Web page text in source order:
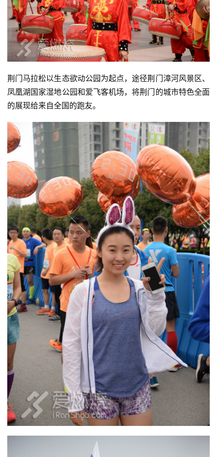
荆门马拉松以生态欲动公园为起点，途径荆门漳河风景区、
凤凰湖国家湿地公园和爱飞客机场，将荆门的城市特色全面
的展现给来自全国的跑友。